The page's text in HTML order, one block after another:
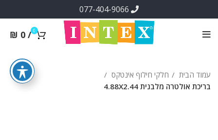
0
/
₪ 0
עמוד הבית
חלקי חילוף אינטקס
בריכת אולטרה מלבנית 4.88X2.44